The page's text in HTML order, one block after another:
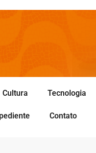
Cultura Tecnologia
Contato